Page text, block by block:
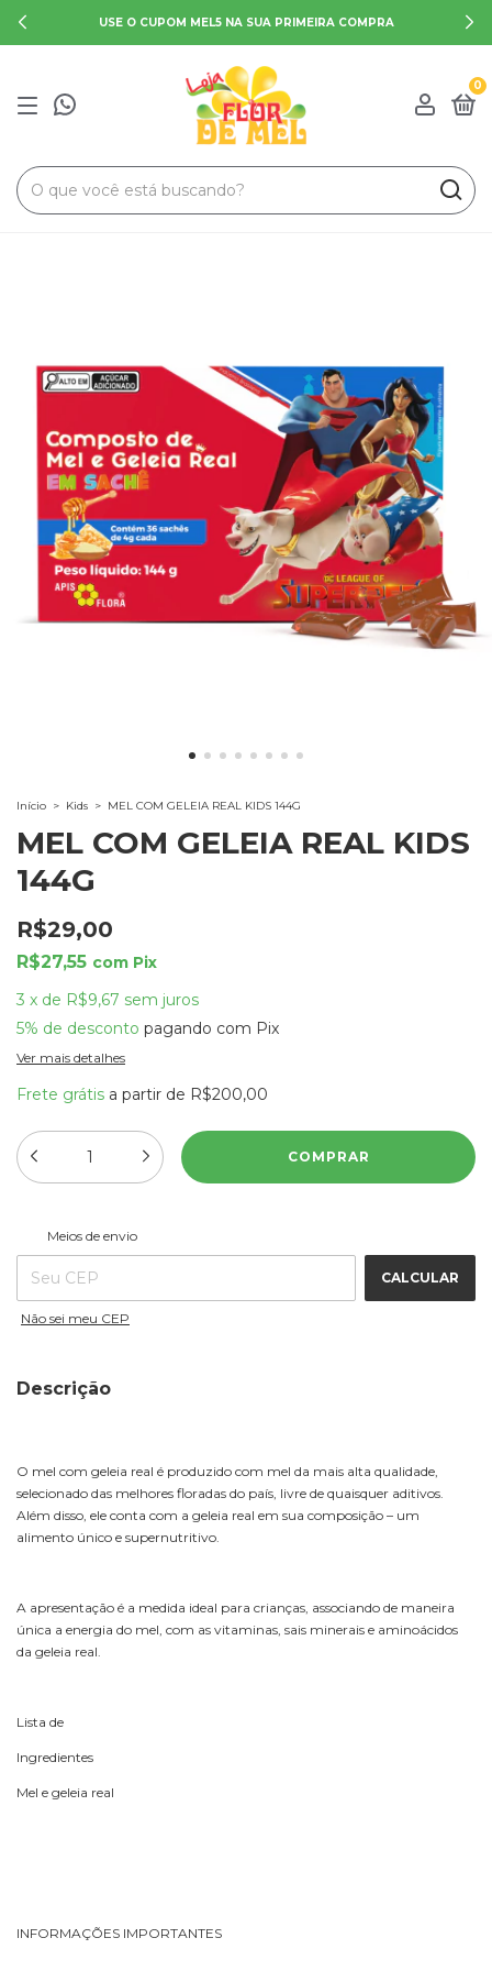
USE O CUPOM MEL5 NA SUA PRIMEIRA COMPRA
0
Início > Kids > MEL COM GELEIA REAL KIDS 144G
MEL COM GELEIA REAL KIDS
144G
R$29,00
R$27,55 com Pix
3 x de R$9,67 sem juros
5% de desconto pagando com Pix
Ver mais detalhes
Frete grátis a partir de R$200,00
Entregas para o CEP:
Meios de envio
CALCULAR
Não sei meu CEP
Descrição
O mel com geleia real é produzido com mel da mais alta qualidade,
selecionado das melhores floradas do país, livre de quaisquer aditivos.
Além disso, ele conta com a geleia real em sua composição – um
alimento único e supernutritivo.
A apresentação é a medida ideal para crianças, associando de maneira
única a energia do mel, com as vitaminas, sais minerais e aminoácidos
da geleia real.
Lista de
Ingredientes
Mel e geleia real
INFORMAÇÕES IMPORTANTES